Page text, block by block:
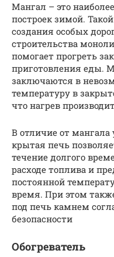
Мангал – это
построек зимой.
создания особых
строительства
помогает прогреть
приготовления еды.
заключаются в
температуру в
что нагрев
В отличие от мангала
крытая печь
течение долгого
расходе топлива и
постоянной
время. При этом
под печь камнем
безопасности
Обогреватель